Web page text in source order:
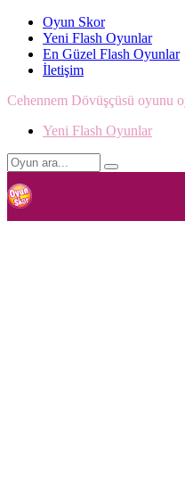
Oyun Skor
Yeni Flash Oyunlar
En Güzel Flash Oyunlar
İletişim
Cehennem Dövüşçüsü oyunu
Yeni Flash Oyunlar